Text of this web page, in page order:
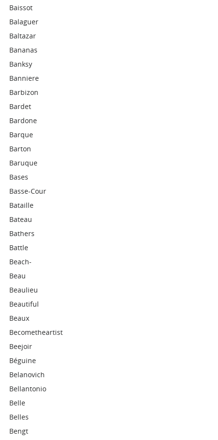
Baissot
Balaguer
Baltazar
Bananas
Banksy
Banniere
Barbizon
Bardet
Bardone
Barque
Barton
Baruque
Bases
Basse-Cour
Bataille
Bateau
Bathers
Battle
Beach-
Beau
Beaulieu
Beautiful
Beaux
Becometheartist
Beejoir
Béguine
Belanovich
Bellantonio
Belle
Belles
Bengt